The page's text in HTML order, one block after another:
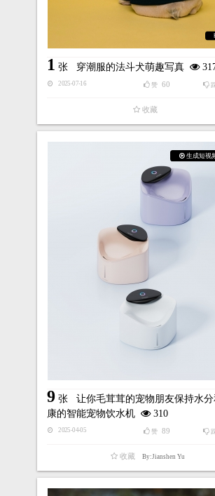
1 张 穿潮服的法斗犬萌趣写真
2025-07-16 赞 60
收藏
生成短视
9张 让你毛茸茸的宠物朋友保持水分
康的智能宠物饮水机
310
2025-04-05 赞 89
收藏 By:Jianshen Yu